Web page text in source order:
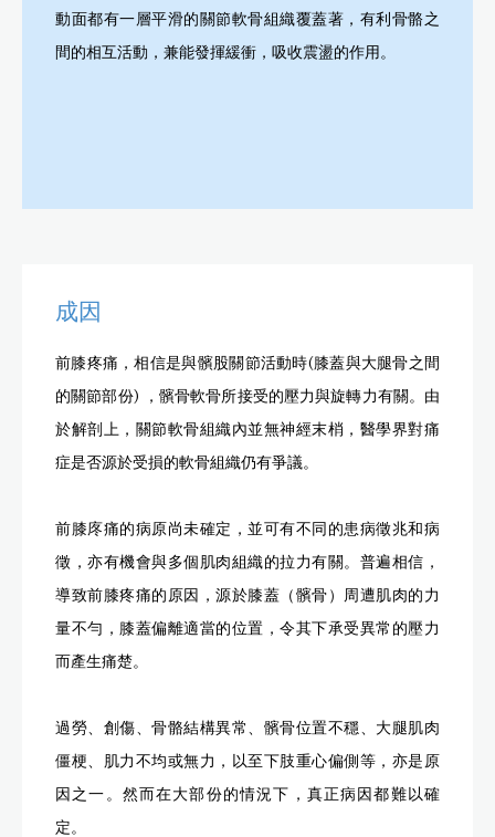
動面都有一層平滑的關節軟骨組織覆蓋著，有利骨骼之
間的相互活動，兼能發揮緩衝，吸收震盪的作用。
成因
前膝疼痛，相信是與髕股關節活動時(膝蓋與大腿骨之間
的關節部份) ，髕骨軟骨所接受的壓力與旋轉力有關。由
於解剖上，關節軟骨組織內並無神經末梢，醫學界對痛
症是否源於受損的軟骨組織仍有爭議。
前膝庝痛的病原尚未確定，並可有不同的患病徵兆和病
徵，亦有機會與多個肌肉組織的拉力有關。普遍相信，
導致前膝疼痛的原因，源於膝蓋（髕骨）周遭肌肉的力
量不勻，膝蓋偏離適當的位置，令其下承受異常的壓力
而產生痛楚。
過勞、創傷、骨骼結構異常、髕骨位置不穩、大腿肌肉
僵梗、肌力不均或無力，以至下肢重心偏側等，亦是原
因之一。然而在大部份的情況下，真正病因都難以確
定。